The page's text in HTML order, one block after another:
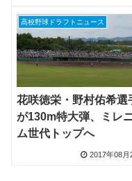
高校野球ドラフトニュース
花咲徳栄・野村佑希選
が130m特大弾、ミレ
ム世代トップへ
2017年08月